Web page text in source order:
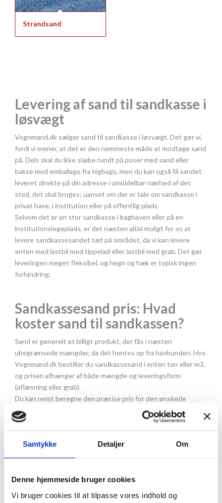
Samtykke Detaljer Om
Denne hjemmeside bruger cookies
Vi bruger cookies til at tilpasse vores indhold og
Strandsand
Levering af sand til sandkasse i
løsvægt
Vognmand.dk sælger sand til sandkasse i løsvægt. Det gør vi,
fordi vi mener, at det er den nemmeste måde at modtage sand
på. Dels skal du ikke slæbe rundt på poser med sand eller
bakse med emballage fra bigbags, men du kan også få sandet
leveret direkte på din adresse i umiddelbar nærhed af det
sted, det skal bruges; uanset om der er tale om sandkasse i
privat have, i institution eller på offentlig plads.
Selvom det er en stor sandkasse i baghaven eller på en
institutionslegeplads, er det næsten altid muligt for os at
levere sandkassesandet tæt på området, da vi kan levere
enten med lastbil med tippelad eller lastbil med grab. Det gør
leveringen meget fleksibel, og hegn og hæk er typisk ingen
forhindring.
Sandkassesand pris: Hvad
koster sand til sandkassen?
Sand er generelt et billigt produkt, der fås i næsten
ubegrænsede mængder, da det hentes op fra havbunden. Hos
Vognmand.dk bestiller du sandkassesand i enten ton eller m3,
og prisen afhænger af både mængde og leveringsform
(aflæsning eller grab).
Du kan nemt beregne den præcise pris for den ønskede
mængde sandkassesand ved at gøre brug af vores
mængdeberegner
Er billigt sandkassesand lige så
ej – det er kornstørrelsen og behandlingen af sandet. Sand til